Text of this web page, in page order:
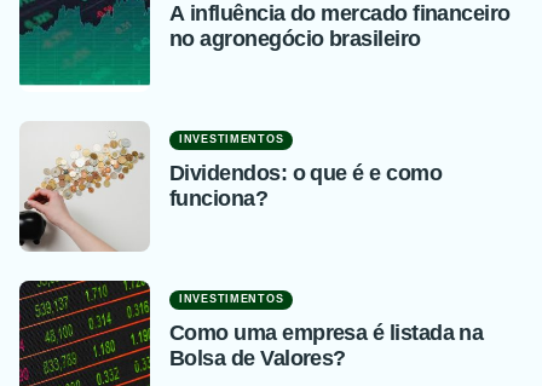
A influência do mercado financeiro
no agronegócio brasileiro
INVESTIMENTOS
Dividendos: o que é e como
funciona?
INVESTIMENTOS
Como uma empresa é listada na
Bolsa de Valores?